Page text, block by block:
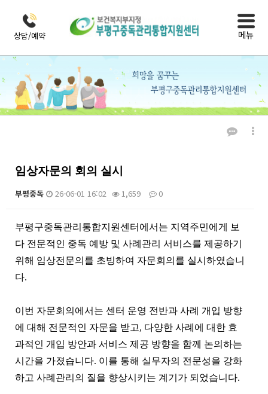
상담/예약 메뉴
열린마당
공지사항
임상자문의 회의 실시
부평중독 26-06-01 16:02 1,659 0
본문
부평구중독관리통합지원센터에서는 지역주민에게 보
다 전문적인 중독 예방 및 사례관리 서비스를 제공하기
위해 임상전문의를 초빙하여 자문회의를 실시하였습니
다.
이번 자문회의에서는 센터 운영 전반과 사례 개입 방향
에 대해 전문적인 자문을 받고, 다양한 사례에 대한 효
과적인 개입 방안과 서비스 제공 방향을 함께 논의하는
시간을 가졌습니다. 이를 통해 실무자의 전문성을 강화
하고 사례관리의 질을 향상시키는 계기가 되었습니다.